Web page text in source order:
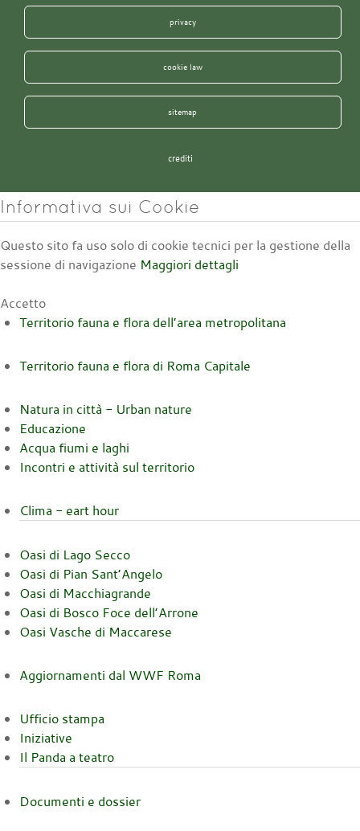
privacy
cookie law
sitemap
crediti
Informativa sui Cookie
Questo sito fa uso solo di cookie tecnici per la gestione della
sessione di navigazione Maggiori dettagli
Accetto
Territorio fauna e flora dell’area metropolitana
Territorio fauna e flora di Roma Capitale
Natura in città - Urban nature
Educazione
Acqua fiumi e laghi
Incontri e attività sul territorio
Clima - eart hour
Oasi di Lago Secco
Oasi di Pian Sant’Angelo
Oasi di Macchiagrande
Oasi di Bosco Foce dell’Arrone
Oasi Vasche di Maccarese
Aggiornamenti dal WWF Roma
Ufficio stampa
Iniziative
Il Panda a teatro
Documenti e dossier